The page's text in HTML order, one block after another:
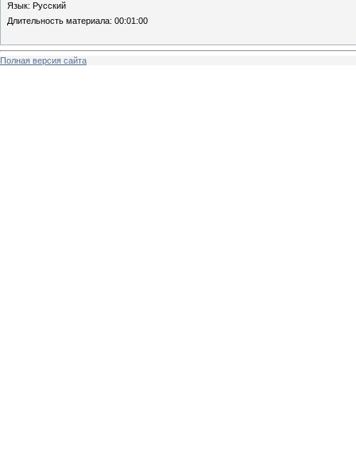
Язык: Русский
Длительность материала: 00:01:00
Полная версия сайта